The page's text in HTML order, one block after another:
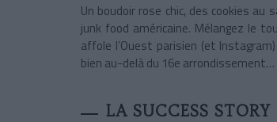
Un boudoir rose chic, des cookies
junk food américaine. Mélangez le
affole l’Ouest parisien (et
bien au-delà du 16e arrondissement…
LA SUCCESS